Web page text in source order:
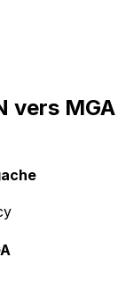
vers MGA